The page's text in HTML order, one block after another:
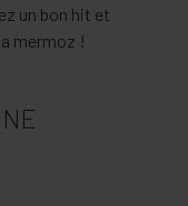
un bon hit et
mermoz !